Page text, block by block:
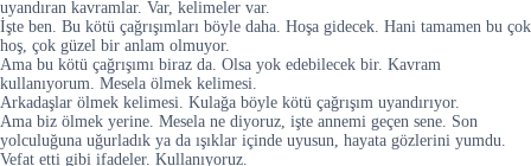
uyandıran kavramlar. Var, kelimeler var.
İşte ben. Bu kötü çağrışımları böyle daha. Hoşa gidecek. Hani tamamen bu çok
hoş, çok güzel bir anlam olmuyor.
Ama bu kötü çağrışımı biraz da. Olsa yok edebilecek bir. Kavram
kullanıyorum. Mesela ölmek kelimesi.
Arkadaşlar ölmek kelimesi. Kulağa böyle kötü çağrışım uyandırıyor.
Ama biz ölmek yerine. Mesela ne diyoruz, işte annemi geçen sene. Son
yolculuğuna uğurladık ya da ışıklar içinde uyusun, hayata gözlerini yumdu.
Vefat etti gibi ifadeler. Kullanıyoruz.